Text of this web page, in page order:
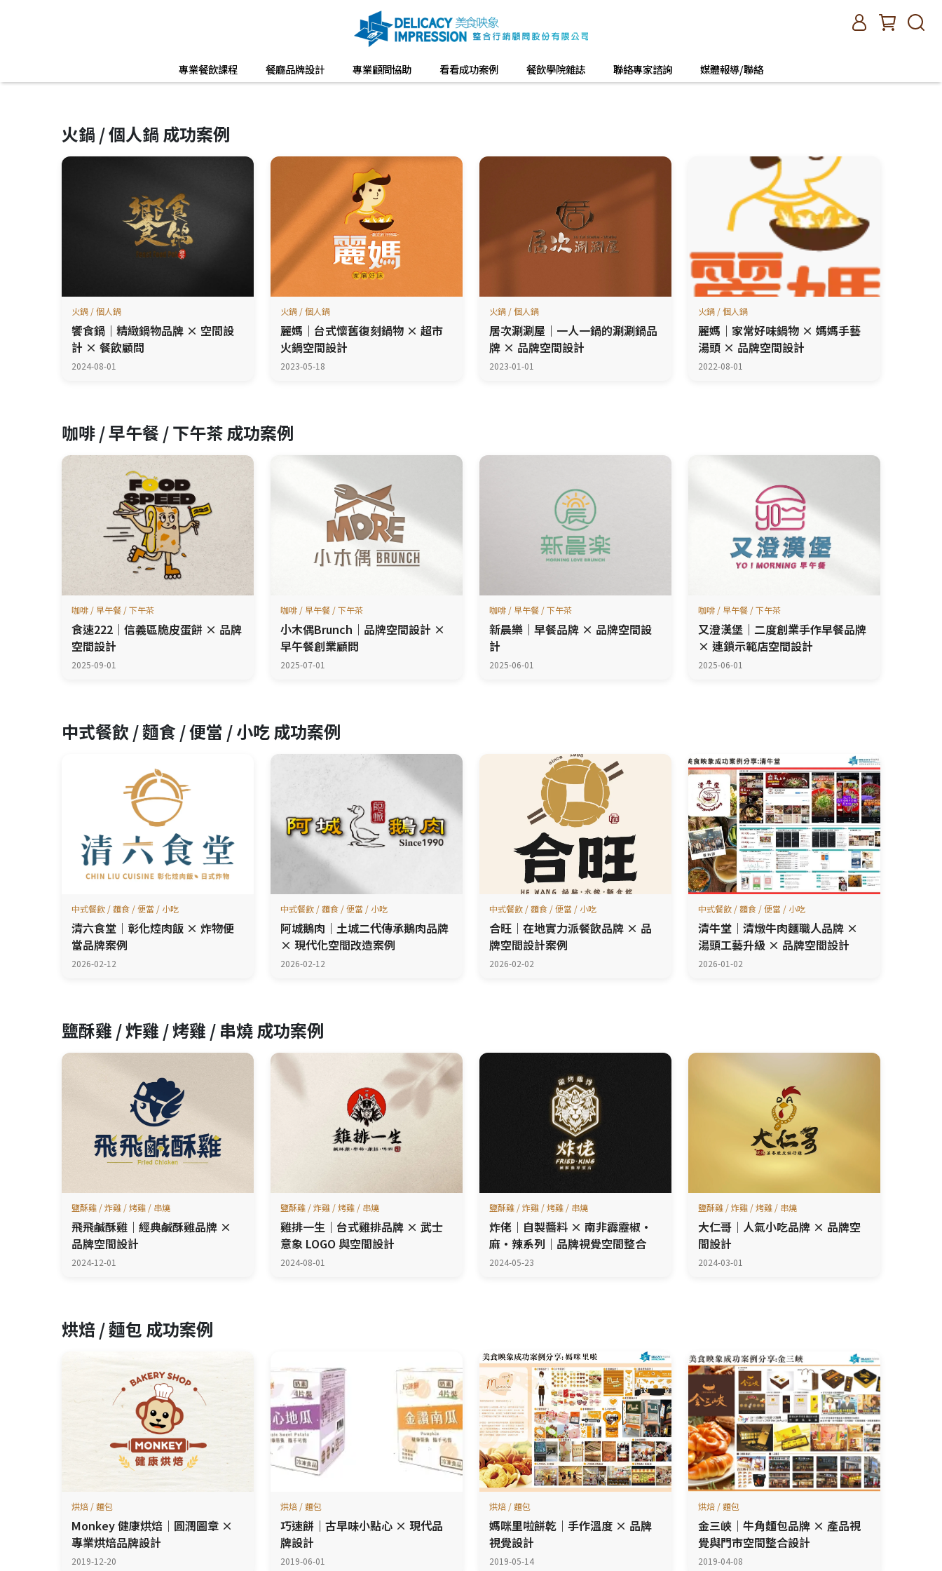
專業餐飲課程 餐廳品牌設計 專業顧問協助 看看成功案例 餐飲學院雜誌 聯絡專家諮詢 媒體報導/聯絡
火鍋 / 個人鍋 成功案例
火鍋 / 個人鍋
饗食鍋｜精緻鍋物品牌 × 空間設
計 × 餐飲顧問
2024-08-01
火鍋 / 個人鍋
麗媽｜台式懷舊復刻鍋物 × 超市
火鍋空間設計
2023-05-18
火鍋 / 個人鍋
居次涮涮屋｜一人一鍋的涮涮鍋品
牌 × 品牌空間設計
2023-01-01
火鍋 / 個人鍋
麗媽｜家常好味鍋物 × 媽媽手藝
湯頭 × 品牌空間設計
2022-08-01
咖啡 / 早午餐 / 下午茶 成功案例
咖啡 / 早午餐 / 下午茶
食速222｜信義區脆皮蛋餅 × 品牌
空間設計
2025-09-01
咖啡 / 早午餐 / 下午茶
小木偶Brunch｜品牌空間設計 ×
早午餐創業顧問
2025-07-01
咖啡 / 早午餐 / 下午茶
新晨樂｜早餐品牌 × 品牌空間設
計
2025-06-01
咖啡 / 早午餐 / 下午茶
又澄漢堡｜二度創業手作早餐品牌
× 連鎖示範店空間設計
2025-06-01
中式餐飲 / 麵食 / 便當 / 小吃 成功案例
中式餐飲 / 麵食 / 便當 / 小吃
清六食堂｜彰化焢肉飯 × 炸物便
當品牌案例
2026-02-12
中式餐飲 / 麵食 / 便當 / 小吃
阿城鵝肉｜土城二代傳承鵝肉品牌
× 現代化空間改造案例
2026-02-12
中式餐飲 / 麵食 / 便當 / 小吃
合旺｜在地實力派餐飲品牌 × 品
牌空間設計案例
2026-02-02
中式餐飲 / 麵食 / 便當 / 小吃
清牛堂｜清燉牛肉麵職人品牌 ×
湯頭工藝升級 × 品牌空間設計
2026-01-02
鹽酥雞 / 炸雞 / 烤雞 / 串燒 成功案例
鹽酥雞 / 炸雞 / 烤雞 / 串燒
飛飛鹹酥雞｜經典鹹酥雞品牌 ×
品牌空間設計
2024-12-01
鹽酥雞 / 炸雞 / 烤雞 / 串燒
雞排一生｜台式雞排品牌 × 武士
意象 LOGO 與空間設計
2024-08-01
鹽酥雞 / 炸雞 / 烤雞 / 串燒
炸佬｜自製醬料 × 南非霹靂椒·
麻·辣系列｜品牌視覺空間整合
2024-05-23
鹽酥雞 / 炸雞 / 烤雞 / 串燒
大仁哥｜人氣小吃品牌 × 品牌空
間設計
2024-03-01
烘焙 / 麵包 成功案例
烘焙 / 麵包
Monkey 健康烘焙｜圓潤圖章 ×
專業烘焙品牌設計
2019-12-20
烘焙 / 麵包
巧速餅｜古早味小點心 × 現代品
牌設計
2019-06-01
烘焙 / 麵包
媽咪里啦餅乾｜手作溫度 × 品牌
視覺設計
2019-05-14
烘焙 / 麵包
金三峽｜牛角麵包品牌 × 產品視
覺與門市空間整合設計
2019-04-08